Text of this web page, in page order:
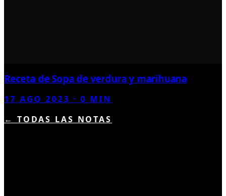
Receta de Sopa de verdura y marihuana
17 AGO 2023 ·0 MIN
← TODAS LAS NOTAS